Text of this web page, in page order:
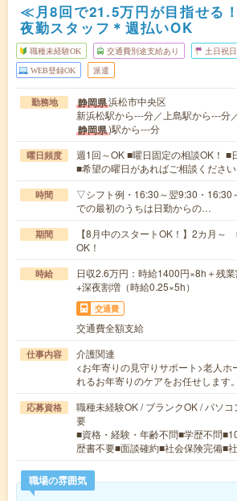
≪月8回で21.5万円が目指せる
夜勤スタッフ＊週払いOK
職種未経験OK 交通費別途支給あり 土日祝
WEB登録OK 派遣
勤務地 静岡県浜松市中央区
新浜松駅から---分／上島駅から---分
静岡県)駅から---分
曜日頻度
週1回～OK ■曜日固定の相談OK！ ■
■希望の曜日があればご相談ください
時間
▽シフト例・16:30～翌9:30・16:30
での最初のうちは日勤からの…
期間
【8月中のスタートOK！】2カ月～
OK！
時給
日収2.6万円：時給1400円×8h＋残業
+深夜割増（時給0.25×5h）
交通費
交通費全額支給
仕事内容
介護関連
<お年寄りの見守りサポート>老人ホ
れるお年寄りのケアをお任せしま
応募資格
職種未経験OK / ブランクOK / パソ
要
■資格・経験・年齢不問■学歴不問
歴書不要■面談確約■社会保険完備■
職場の雰囲気